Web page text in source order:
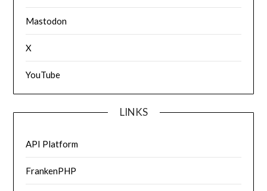
Mastodon
X
YouTube
LINKS
API Platform
FrankenPHP